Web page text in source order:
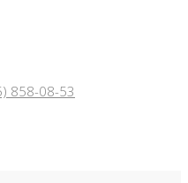
858-08-53